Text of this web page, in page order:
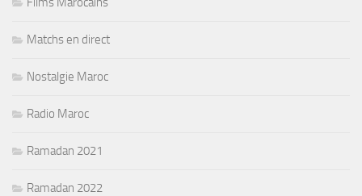
Matchs en direct
Nostalgie Maroc
Radio Maroc
Ramadan 2021
Ramadan 2022